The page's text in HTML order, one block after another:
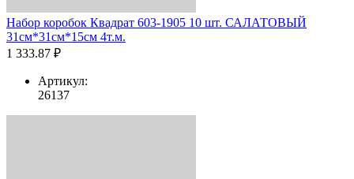
Набор коробок Квадрат 603-1905 10 шт. САЛАТОВЫЙ
31см*31см*15см 4т.м.
1 333.87 ₽
Артикул:
26137